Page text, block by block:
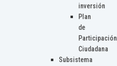
inversión
Plan
de
Participación
Ciudadana
Subsistema